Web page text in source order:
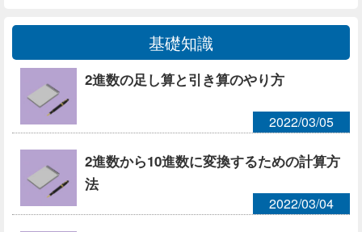
基礎知識
2進数の足し算と引き算のやり方
2022/03/05
2進数から10進数に変換するための計算方
法
2022/03/04